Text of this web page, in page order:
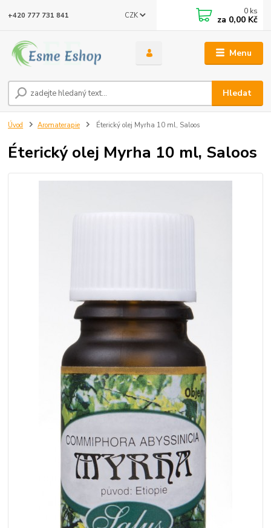
Menu
CZK
Hledat
+420 777 731 841 0 ks
za 0,00 Kč
Úvod Aromaterapie Éterický olej Myrha 10 ml, Saloos
Éterický olej Myrha 10 ml, Saloos